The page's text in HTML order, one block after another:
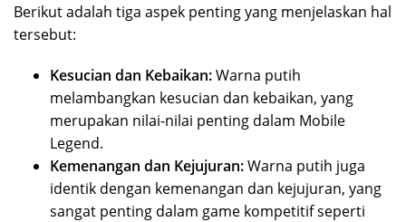
Berikut adalah tiga aspek penting yang menjelaskan hal
tersebut:
Kesucian dan Kebaikan:Warna putih
melambangkan kesucian dan kebaikan, yang
merupakan nilai-nilai penting dalam Mobile
Legend.
Kemenangan dan Kejujuran:Warna putih juga
identik dengan kemenangan dan kejujuran, yang
sangat penting dalam game kompetitif seperti